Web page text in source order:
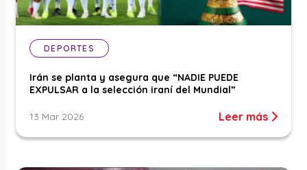
DEPORTES
Irán se planta y asegura que “NADIE PUEDE
EXPULSAR a la selección iraní del Mundial”
13 Mar 2026 Leer más